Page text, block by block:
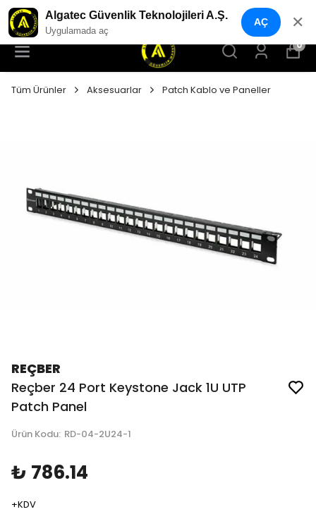
YENI NESIL GÜVENLIK GEÇIŞ SISTEMLERI
0
Tüm Ürünler Aksesuarlar Patch Kablo ve Paneller
REÇBER
Reçber 24 Port Keystone Jack 1U UTP
Patch Panel
Ürün Kodu: RD-04-2U24-1
₺ 786.14
+KDV
Algatec Güvenlik Teknolojileri A.Ş.
Uygulamada aç
AÇ ✕